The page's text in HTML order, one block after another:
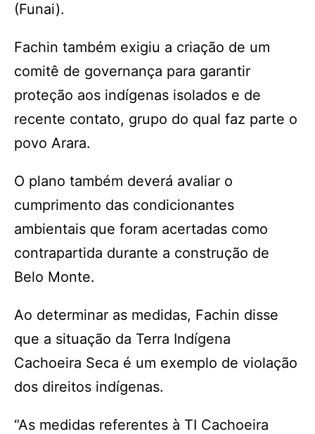
(Funai).
Fachin também exigiu a criação de um
comitê de governança para garantir
proteção aos indígenas isolados e de
recente contato, grupo do qual faz parte o
povo Arara.
O plano também deverá avaliar o
cumprimento das condicionantes
ambientais que foram acertadas como
contrapartida durante a construção de
Belo Monte.
Ao determinar as medidas, Fachin disse
que a situação da Terra Indígena
Cachoeira Seca é um exemplo de violação
dos direitos indígenas.
“As medidas referentes à TI Cachoeira